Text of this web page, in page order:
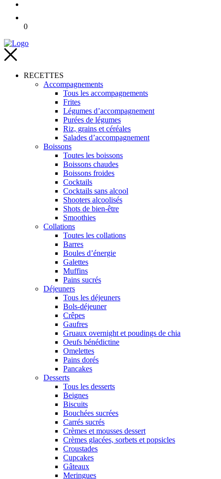
0
RECETTES
Accompagnements
Tous les accompagnements
Frites
Légumes d’accompagnement
Purées de légumes
Riz, grains et céréales
Salades d’accompagnement
Boissons
Toutes les boissons
Boissons chaudes
Boissons froides
Cocktails
Cocktails sans alcool
Shooters alcoolisés
Shots de bien-être
Smoothies
Collations
Toutes les collations
Barres
Boules d’énergie
Galettes
Muffins
Pains sucrés
Déjeuners
Tous les déjeuners
Bols-déjeuner
Crêpes
Gaufres
Gruaux overnight et poudings de chia
Oeufs bénédictine
Omelettes
Pains dorés
Pancakes
Desserts
Tous les desserts
Beignes
Biscuits
Bouchées sucrées
Carrés sucrés
Crèmes et mousses dessert
Crèmes glacées, sorbets et popsicles
Croustades
Cupcakes
Gâteaux
Meringues